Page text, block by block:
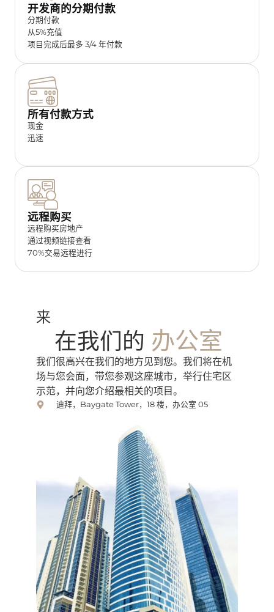
开发商的分期付款
分期付款
从5%充值
项目完成后最多 3/4 年付款
所有付款方式
现金
迅速
远程购买
远程购买房地产
通过视频链接查看
70%交易远程进行
来
在我们的 办公室
我们很高兴在我们的地方见到您。我们将在机
场与您会面，带您参观这座城市，举行住宅区
示范，并向您介绍最相关的项目。
迪拜，Baygate Tower，18 楼，办公室 05